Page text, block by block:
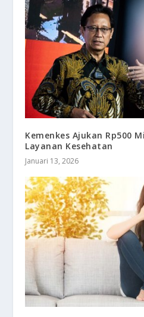
Kemenkes Ajukan Rp500
Layanan Kesehatan
Januari 13, 2026